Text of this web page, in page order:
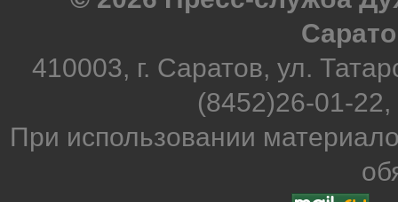
410003, г. Саратов, ул.
(8452)26-01-
При использовании